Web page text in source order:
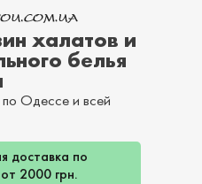
халатов и
белья
Одессе и всей
доставка по
2000 грн.